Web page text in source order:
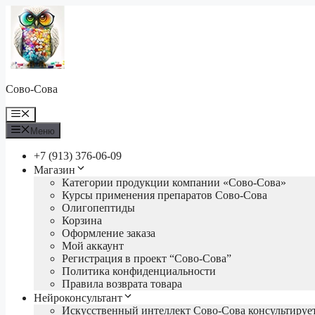
Перейти
содержимому
Сово-Сова
Меню
Меню
+7 (913) 376-06-09
Магазин
Категории продукции компании «Сово-Сова»
Курсы применения препаратов Сово-Сова
Олигопептиды
Корзина
Оформление заказа
Мой аккаунт
Регистрация в проект “Сово-Сова”
Политика конфиденциальности
Правила возврата товара
Нейроконсультант
Искусственный интеллект Сово-Сова